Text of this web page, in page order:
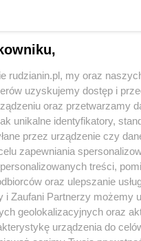
lokalnych
prywatności regulamin korzystania z portali
Skontakuj sięz
Kontakt
Wydawca
rudzianin.pl, my oraz
uzyskujemy dostęp i
oraz przetwarzamy
unikalne identyfikatory,
przez urządzenie czy
zapewniania
treści,
oraz ulepszanie
i Zaufani Partnerzy możemy
geolokalizacyjnych oraz
urządzenia do